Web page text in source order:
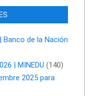
de la Nación
| MINEDU (140)
2025 para